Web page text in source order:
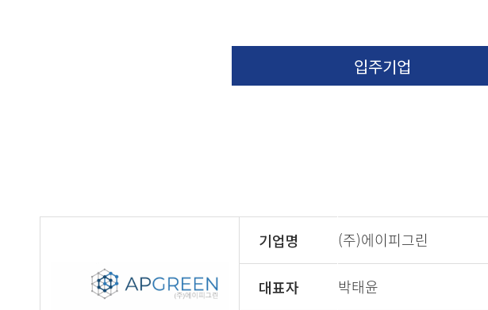
입주기업
기업명 (주)에이피그린
대표자 박태윤